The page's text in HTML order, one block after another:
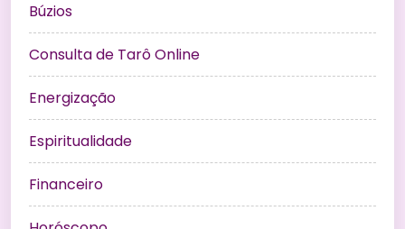
Búzios
Consulta de Tarô Online
Energização
Espiritualidade
Financeiro